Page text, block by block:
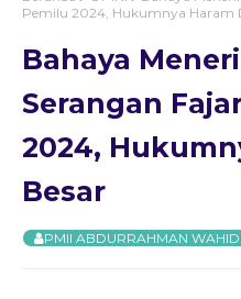
Pemilu 2024, Hukumnya Haram
Bahaya
Serangan
2024,
Besar
PMII ABDURRAHMAN WAHID